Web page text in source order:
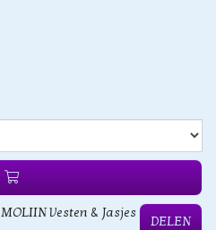
MOLIIN Vesten & Jasjes
DELEN